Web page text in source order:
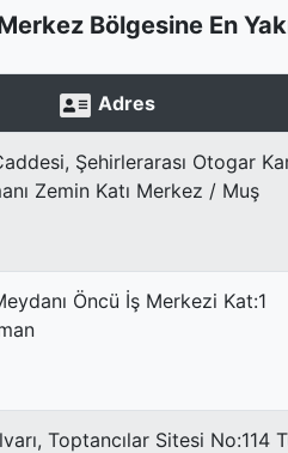
Bölgesine En
Adres
Şehirlerarası Otogar
Zemin Katı Merkez / Muş
Öncü İş Merkezi Kat:1
Toptancılar Sitesi No:114